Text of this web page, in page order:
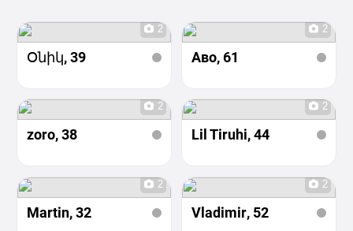
2
Օնիկ, 39
2
Аво, 61
2
zoro, 38
2
Lil Tiruhi, 44
2
Martin, 32
2
Vladimir, 52